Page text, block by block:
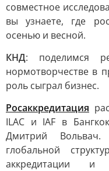
совместное
вы узнаете, где
осенью и весной.
КНД: поделимся
нормотворчестве в
роль сыграл бизнес.
Росаккредитация
ILAC и IAF в
Дмитрий
глобальной
аккредитации и